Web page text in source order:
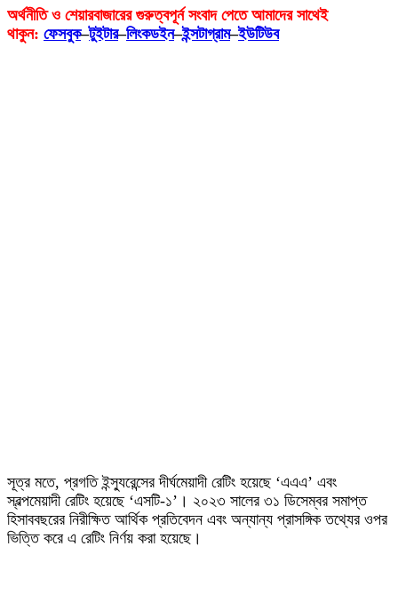
অর্থনীতি ও শেয়ারবাজারের গুরুত্বপূর্ন সংবাদ পেতে আমাদের সাথেই
থাকুন: ফেসবুক–টুইটার–লিংকডইন–ইন্সটাগ্রাম–ইউটিউব
সূত্র মতে, প্রগতি ইন্স্যুরেন্সের দীর্ঘমেয়াদী রেটিং হয়েছে ‘এএএ’ এবং
স্বল্পমেয়াদী রেটিং হয়েছে ‘এসটি-১’। ২০২৩ সালের ৩১ ডিসেম্বর সমাপ্ত
হিসাববছরের নিরীক্ষিত আর্থিক প্রতিবেদন এবং অন্যান্য প্রাসঙ্গিক তথ্যের ওপর
ভিত্তি করে এ রেটিং নির্ণয় করা হয়েছে।